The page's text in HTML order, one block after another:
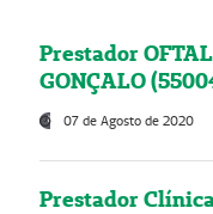
Prestador
GONÇALO
07 de Agosto de 2020
Prestador